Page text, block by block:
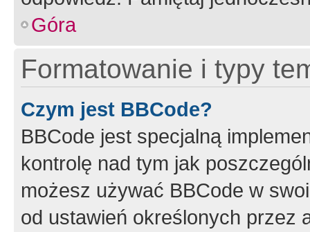
Góra
Formatowanie i typy
Czym jest BBCode?
BBCode jest specjalną
kontrolę nad tym jak
możesz używać BBCode w
od ustawień określonych przez